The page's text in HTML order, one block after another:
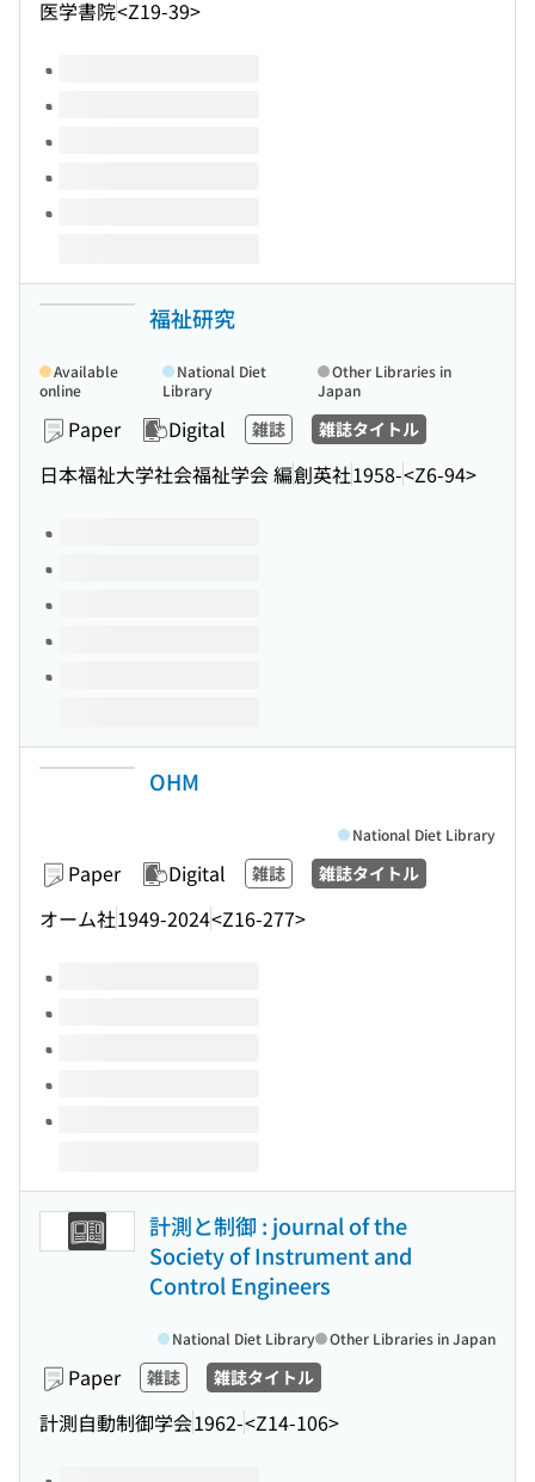
医学書院<Z19-39>
Volumes of this title
福祉研究
Paper Digital 雑誌 雑誌タイトル
日本福祉大学社会福祉学会 編創英社1958-<Z6-94>
Available
online
National Diet
Library
Other Libraries in
Japan
Volumes of this title
OHM
Paper Digital 雑誌 雑誌タイトル
オーム社1949-2024<Z16-277>
National Diet Library
Volumes of this title
計測と制御 : journal of the
Society of Instrument and
Control Engineers
Paper 雑誌 雑誌タイトル
計測自動制御学会1962-<Z14-106>
National Diet Library Other Libraries in Japan
Volumes of this title